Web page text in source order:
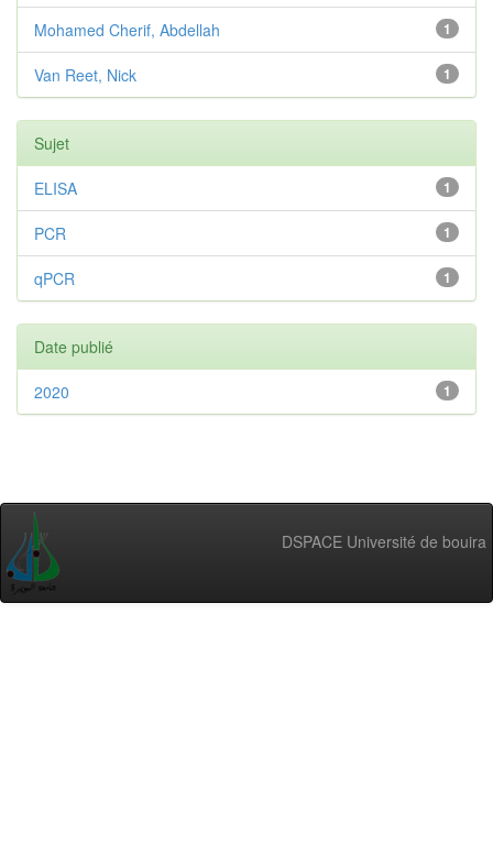
1
Mohamed Cherif, Abdellah
1
Van Reet, Nick
Sujet
1
ELISA
1
PCR
1
qPCR
Date publié
1
2020
DSPACE Université de bouira